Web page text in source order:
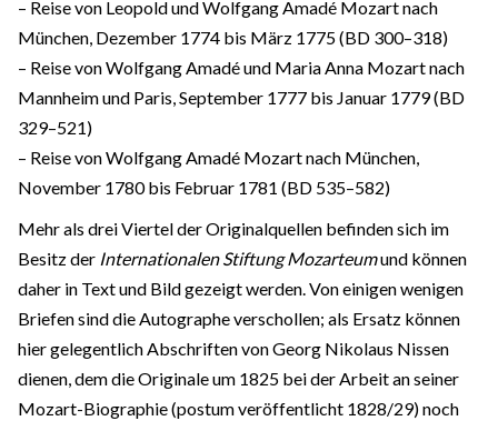
– Reise von Leopold und Wolfgang Amadé Mozart nach
München, Dezember 1774 bis März 1775 (BD 300–318)
– Reise von Wolfgang Amadé und Maria Anna Mozart nach
Mannheim und Paris, September 1777 bis Januar 1779 (BD
329–521)
– Reise von Wolfgang Amadé Mozart nach München,
November 1780 bis Februar 1781 (BD 535–582)
Mehr als drei Viertel der Originalquellen befinden sich im
Besitz der Internationalen Stiftung Mozarteumund können
daher in Text und Bild gezeigt werden. Von einigen wenigen
Briefen sind die Autographe verschollen; als Ersatz können
hier gelegentlich Abschriften von Georg Nikolaus Nissen
dienen, dem die Originale um 1825 bei der Arbeit an seiner
Mozart-Biographie (postum veröffentlicht 1828/29) noch